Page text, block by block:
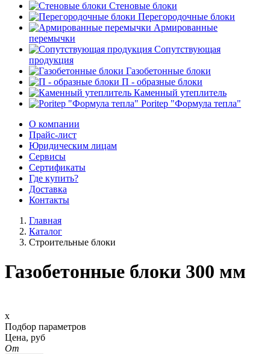
Стеновые блоки
Перегородочные блоки
Армированные
перемычки
Сопутствующая
продукция
Газобетонные блоки
П - образные блоки
Каменный утеплитель
Poritep "Формула тепла"
О компании
Прайс-лист
Юридическим лицам
Сервисы
Сертификаты
Где купить?
Доставка
Контакты
Главная
Каталог
Строительные блоки
Газобетонные блоки 300 мм
х
Подбор параметров
Цена, руб
От